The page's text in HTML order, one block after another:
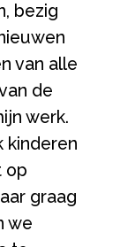
bezig
van alle
de
werk.
kinderen
op
graag
we